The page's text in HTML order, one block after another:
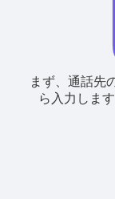
まず、通話先
ら入力します